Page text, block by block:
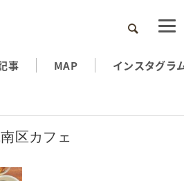
検索
事 MAP インスタグラ
区カフェ